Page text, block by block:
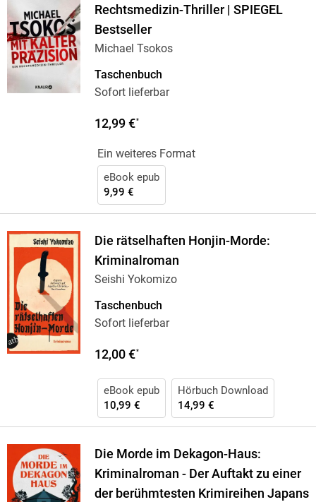
Rechtsmedizin-Thriller | SPIEGEL
Bestseller
Michael Tsokos
Taschenbuch
Sofort lieferbar
12,99 €*
Ein weiteres Format
eBook epub
9,99 €
Die rätselhaften Honjin-Morde:
Kriminalroman
Seishi Yokomizo
Taschenbuch
Sofort lieferbar
12,00 €*
eBook epub
10,99 €
Hörbuch Download
14,99 €
Die Morde im Dekagon-Haus:
Kriminalroman - Der Auftakt zu einer
der berühmtesten Krimireihen Japans